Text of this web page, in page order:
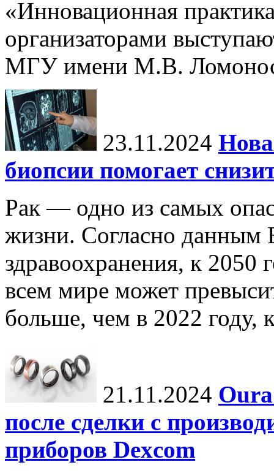
«Инновационная
организаторами
МГУ имени М.В.
23.11.2024
биопсии помогает
Рак — одно из самых
жизни. Согласно данным
здравоохранения, к 2050
всем мире может
больше, чем в 2022 году,
21.11.2024
после сделки с
приборов Dexcom